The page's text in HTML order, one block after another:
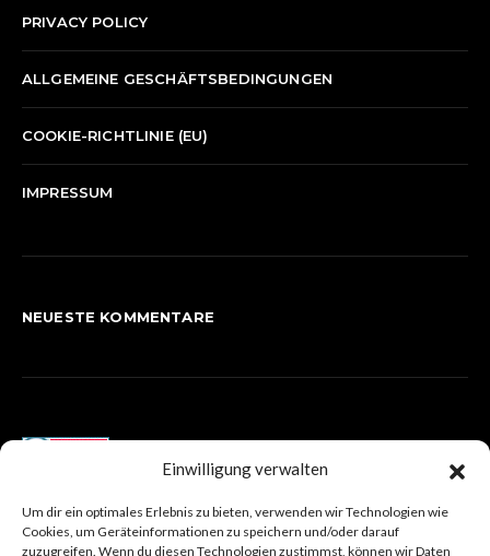
Einwilligung verwalten
Um dir ein optimales Erlebnis zu bieten, verwenden wir Technologien wie
Cookies, um Geräteinformationen zu speichern und/oder darauf
zuzugreifen. Wenn du diesen Technologien zustimmst, können wir Daten
PRIVACY POLICY
ALLGEMEINE GESCHÄFTSBEDINGUNGEN
COOKIE-RICHTLINIE (EU)
IMPRESSUM
NEUESTE KOMMENTARE